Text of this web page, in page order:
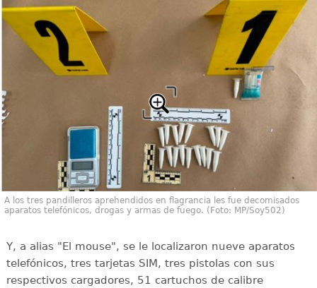
A los tres pandilleros aprehendidos en flagrancia les fue decomisados
aparatos telefónicos, drogas y armas de fuego. (Foto: MP/Soy502)
Y, a alias "El mouse", se le localizaron nueve aparatos
telefónicos, tres tarjetas SIM, tres pistolas con sus
respectivos cargadores, 51 cartuchos de calibre